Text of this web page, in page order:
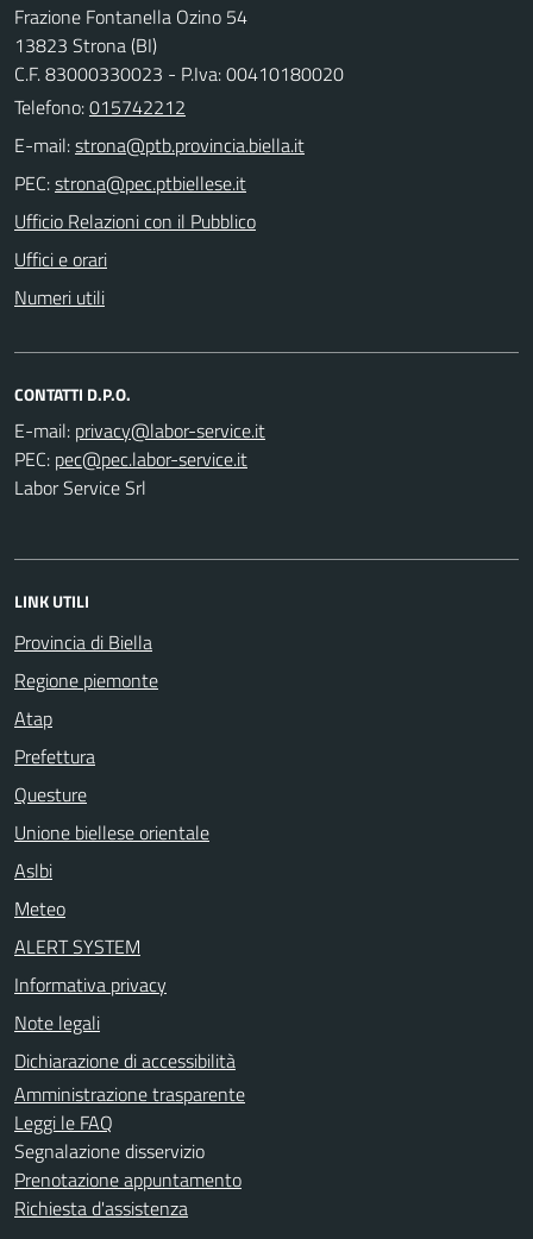
Frazione Fontanella Ozino 54
13823 Strona (BI)
C.F. 83000330023 - P.Iva: 00410180020
Telefono:015742212
E-mail:
PEC:
Ufficio Relazioni con il Pubblico
Uffici e orari
Numeri utili
CONTATTI D.P.O.
E-mail:
PEC:
Labor Service Srl
LINK UTILI
Provincia di Biella
Regione piemonte
Atap
Prefettura
Questure
Unione biellese orientale
Aslbi
Meteo
ALERT SYSTEM
Informativa privacy
Note legali
Dichiarazione di accessibilità
Amministrazione trasparente
Leggi le FAQ
Segnalazione disservizio
Prenotazione appuntamento
Richiesta d'assistenza